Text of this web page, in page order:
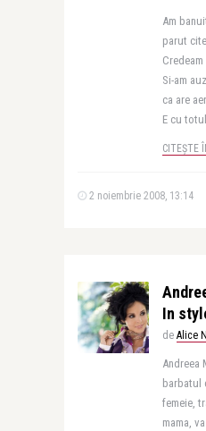
Am
parut
Si-am
ca are
E cu
CITEȘTE
2 noiembrie 2008, 13:14
In
de Alice
Andreea
barbatul
femeie,
mama,